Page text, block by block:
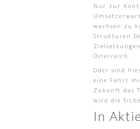
Nur zur
wachsen zu
Strukturen
Österreich.
Oder sind
eine Fahrt
Zukunft das
wird die
In